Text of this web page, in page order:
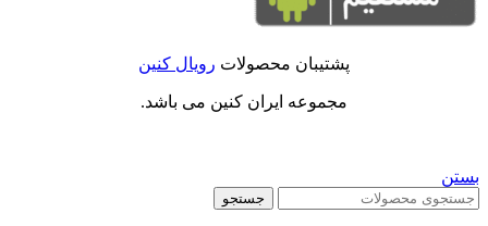
پشتیبان محصولات رویال کنین
مجموعه ایران کنین می باشد.
بستن
جستجو